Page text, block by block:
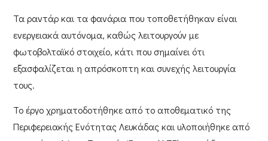
Τα ραντάρ και τα φανάρια που τοποθετήθηκαν είναι
ενεργειακά αυτόνομα, καθώς λειτουργούν με
φωτοβολταϊκό στοιχείο, κάτι που σημαίνει ότι
εξασφαλίζεται η απρόσκοπτη και συνεχής λειτουργία
τους.
Το έργο χρηματοδοτήθηκε από το αποθεματικό της
Περιφερειακής Ενότητας Λευκάδαςκαι υλοποιήθηκε από